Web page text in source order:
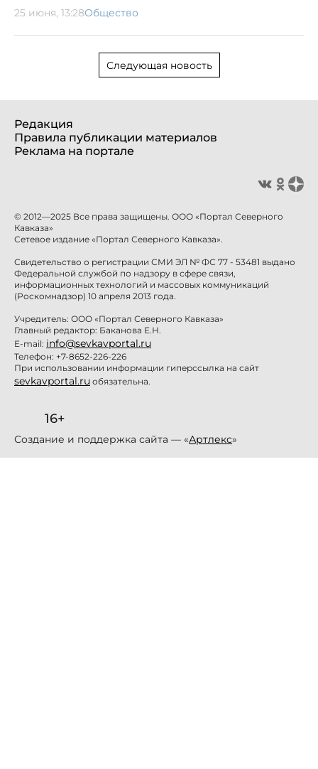
25 июня, 13:28Общество
Следующая новость
Редакция
Правила публикации материалов
Реклама на портале
© 2012—2025 Все права защищены. ООО «Портал Северного
Кавказа»
Сетевое издание «Портал Северного Кавказа».
Свидетельство о регистрации СМИ ЭЛ № ФС 77 - 53481 выдано
Федеральной службой по надзору в сфере связи,
информационных технологий и массовых коммуникаций
(Роскомнадзор) 10 апреля 2013 года.
Учредитель: ООО «Портал Северного Кавказа»
Главный редактор: Баканова Е.Н.
E-mail: info@sevkavportal.ru
Телефон: +7-8652-226-226
При использовании информации гиперссылка на сайт
sevkavportal.ru обязательна.
16+
Создание и поддержка сайта — «Артлекс»